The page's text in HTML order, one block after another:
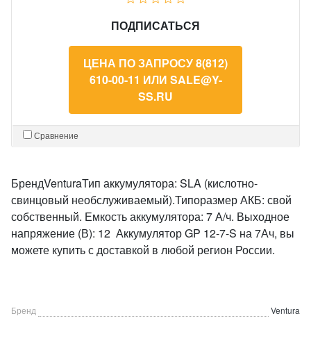
ПОДПИСАТЬСЯ
ЦЕНА ПО ЗАПРОСУ 8(812)
610-00-11 ИЛИ SALE@Y-
SS.RU
Сравнение
БрендVenturaТип аккумулятора: SLA (кислотно-
свинцовый необслуживаемый).Типоразмер АКБ: свой
собственный. Емкость аккумулятора: 7 А/ч. Выходное
напряжение (В): 12 Аккумулятор GP 12-7-S на 7Ач, вы
можете купить с доставкой в любой регион России.
Бренд Ventura